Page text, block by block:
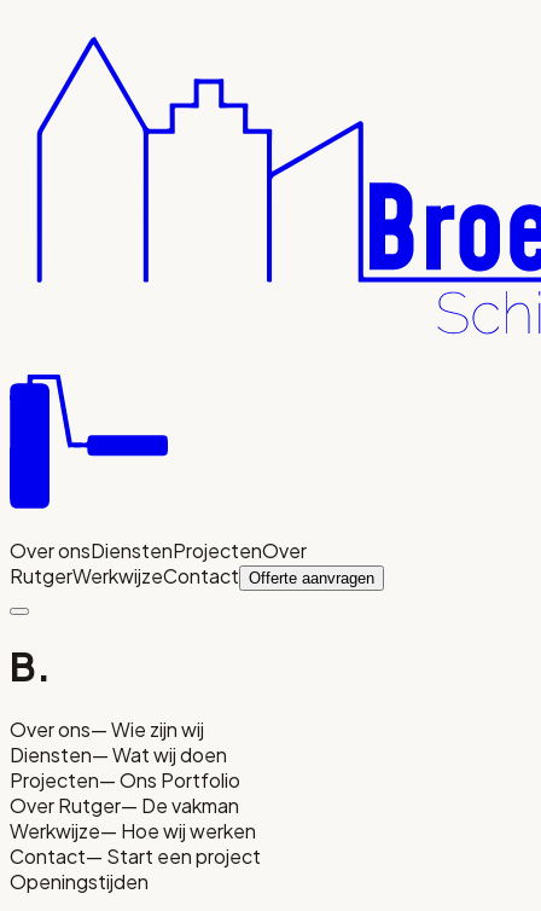
Over onsDienstenProjectenOver
RutgerWerkwijzeContact Offerte aanvragen
B.
Over ons—Wie zijn wij
Diensten—Wat wij doen
Projecten—Ons Portfolio
Over Rutger— De vakman
Werkwijze— Hoe wij werken
Contact— Start een project
Openingstijden